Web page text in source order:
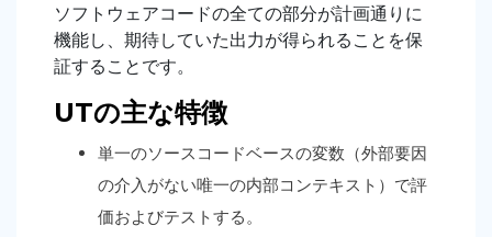
ソフトウェアコードの全ての部分が計画通りに
機能し、期待していた出力が得られることを保
証することです。
UTの主な特徴
単一のソースコードベースの変数（外部要因
の介入がない唯一の内部コンテキスト）で評
価およびテストする。